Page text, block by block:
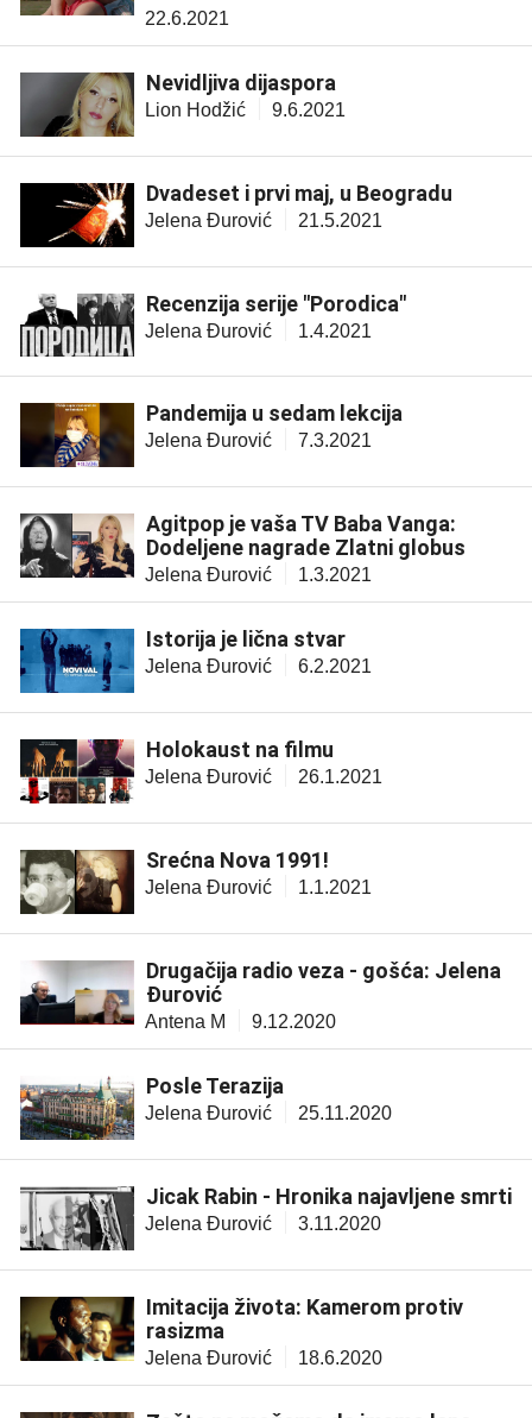
22.6.2021
Nevidljiva dijaspora
Lion Hodžić 9.6.2021
Dvadeset i prvi maj, u Beogradu
Jelena Đurović 21.5.2021
Recenzija serije "Porodica"
Jelena Đurović 1.4.2021
Pandemija u sedam lekcija
Jelena Đurović 7.3.2021
Agitpop je vaša TV Baba Vanga:
Dodeljene nagrade Zlatni globus
Jelena Đurović 1.3.2021
Istorija je lična stvar
Jelena Đurović 6.2.2021
Holokaust na filmu
Jelena Đurović 26.1.2021
Srećna Nova 1991!
Jelena Đurović 1.1.2021
Drugačija radio veza - gošća: Jelena
Đurović
Antena M 9.12.2020
Posle Terazija
Jelena Đurović 25.11.2020
Jicak Rabin - Hronika najavljene smrti
Jelena Đurović 3.11.2020
Imitacija života: Kamerom protiv
rasizma
Jelena Đurović 18.6.2020